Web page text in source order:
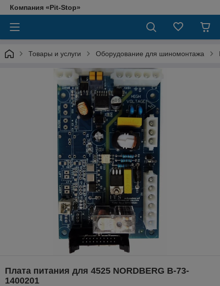
Компания «Pit-Stop»
Товары и услуги Оборудование для шиномонтажа
Плата питания для 4525 NORDBERG B-73-
1400201